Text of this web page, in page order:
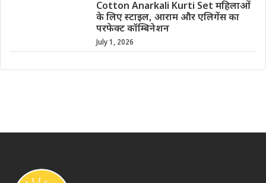
Cotton Anarkali Kurti Set महिलाओं
के लिए स्टाइल, आराम और एलिगेंस का
परफेक्ट कॉम्बिनेशन
July 1, 2026